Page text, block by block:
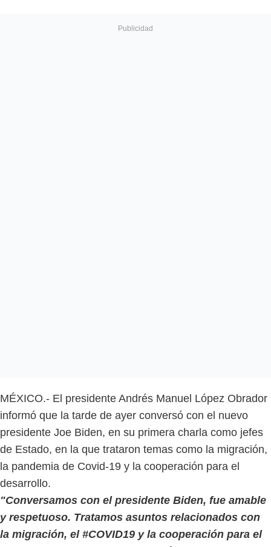
MÉXICO.- El presidente Andrés Manuel López Obrador
informó que la tarde de ayer conversó con el nuevo
presidente Joe Biden, en su primera charla como jefes
de Estado, en la que trataron temas como la migración,
la pandemia de Covid-19 y la cooperación para el
desarrollo.
"Conversamos con el presidente Biden, fue amable
y respetuoso. Tratamos asuntos relacionados con
la migración, el #COVID19 y la cooperación para el